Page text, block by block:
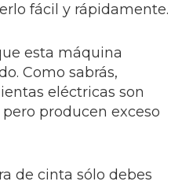
fácil y rápidamente.
esta máquina
Como sabrás,
eléctricas son
producen exceso
de cinta sólo debes